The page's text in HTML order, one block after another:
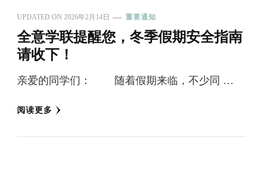
UPDATED ON 2026年2月14日 重要通知
全意学联提醒您，冬季假期安全指南
请收下！
亲爱的同学们： 随着假期来临，不少同 …
阅读更多